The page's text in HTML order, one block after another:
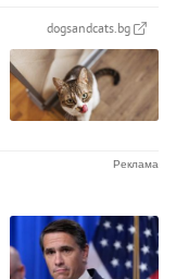
dogsandcats.bg